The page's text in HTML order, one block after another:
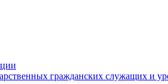
гражданских служащих и